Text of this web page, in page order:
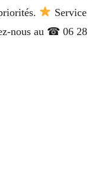
Service
nous au ☎ 06 28